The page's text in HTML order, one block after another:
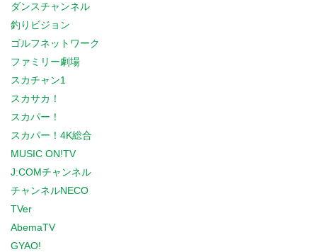
ダンスチャンネル
釣りビジョン
ゴルフネットワーク
ファミリー劇場
スカチャン1
スカサカ！
スカパー！
スカパー！4K総合
MUSIC ON!TV
J:COMチャンネル
チャンネルNECO
TVer
AbemaTV
GYAO!